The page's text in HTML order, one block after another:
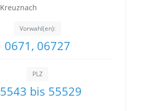
Vorwahl(en):
0671, 06727
PLZ
bis 55529